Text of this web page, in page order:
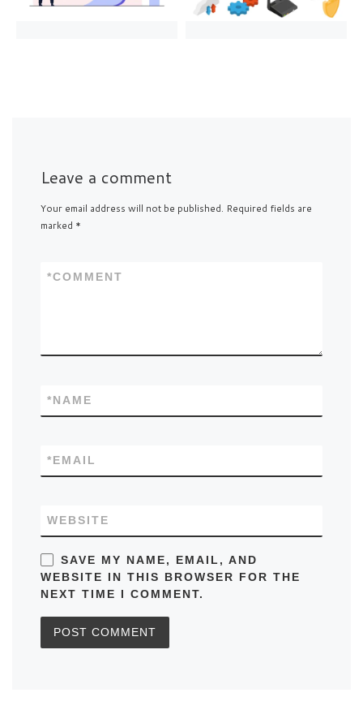
Leave a comment
Your email address will not be published. Required fields are
marked *
COMMENT
*
NAME
*
EMAIL
*
WEBSITE
SAVE MY NAME, EMAIL, AND
WEBSITE IN THIS BROWSER FOR THE
NEXT TIME I COMMENT.